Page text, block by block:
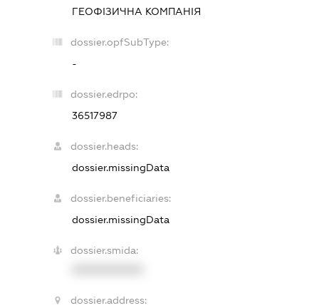
ГЕОФІЗИЧНА КОМПАНІЯ
dossier.opfSubType:
-
dossier.edrpo:
36517987
dossier.heads:
dossier.missingData
dossier.beneficiaries:
dossier.missingData
dossier.smida:
dossier.address: